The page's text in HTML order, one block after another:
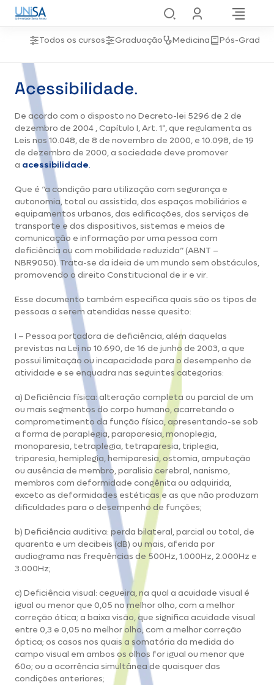
Todos os cursos Graduação Medicina Pós-
Acessibilidade.
De acordo com o disposto no Decreto-lei 5296 de 2 de
dezembro de 2004 , Capítulo I, Art. 1º, que regulamenta as
Leis nos 10.048, de 8 de novembro de 2000, e 10.098, de 19
de dezembro de 2000, a sociedade deve promover
a acessibilidade.
Que é “a condição para utilização com segurança e
autonomia, total ou assistida, dos espaços mobiliários e
equipamentos urbanos, das edificações, dos serviços de
transporte e dos dispositivos, sistemas e meios de
comunicação e informação por uma pessoa com
deficiência ou com mobilidade reduzida” (ABNT –
NBR9050). Trata-se da ideia de um mundo sem obstáculos,
promovendo o direito Constitucional de ir e vir.
Esse documento também especifica quais são os tipos de
pessoas a serem atendidas nesse quesito:
I – Pessoa portadora de deficiência, além daquelas
previstas na Lei no 10.690, de 16 de junho de 2003, a que
possui limitação ou incapacidade para o desempenho de
atividade e se enquadra nas seguintes categorias:
a) Deficiência física: alteração completa ou parcial de um
ou mais segmentos do corpo humano, acarretando o
comprometimento da função física, apresentando-se sob
a forma de paraplegia, paraparesia, monoplegia,
monoparesia, tetraplegia, tetraparesia, triplegia,
triparesia, hemiplegia, hemiparesia, ostomia, amputação
ou ausência de membro, paralisia cerebral, nanismo,
membros com deformidade congênita ou adquirida,
exceto as deformidades estéticas e as que não produzam
dificuldades para o desempenho de funções;
b) Deficiência auditiva: perda bilateral, parcial ou total, de
quarenta e um decibeis (dB) ou mais, aferida por
audiograma nas frequências de 500Hz, 1.000Hz, 2.000Hz e
3.000Hz;
c) Deficiência visual: cegueira, na qual a acuidade visual é
igual ou menor que 0,05 no melhor olho, com a melhor
correção ótica; a baixa visão, que significa acuidade visual
entre 0,3 e 0,05 no melhor olho, com a melhor correção
óptica; os casos nos quais a somatória da medida do
campo visual em ambos os olhos for igual ou menor que
60o; ou a ocorrência simultânea de quaisquer das
condições anteriores;